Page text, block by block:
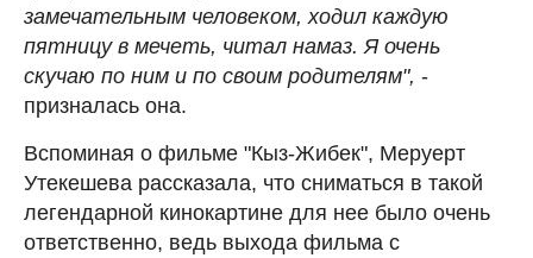
замечательным человеком, ходил каждую
пятницу в мечеть, читал намаз. Я очень
скучаю по ним и по своим родителям", -
призналась она.
Вспоминая о фильме "Кыз-Жибек", Меруерт
Утекешева рассказала, что сниматься в такой
легендарной кинокартине для нее было очень
ответственно, ведь выхода фильма с